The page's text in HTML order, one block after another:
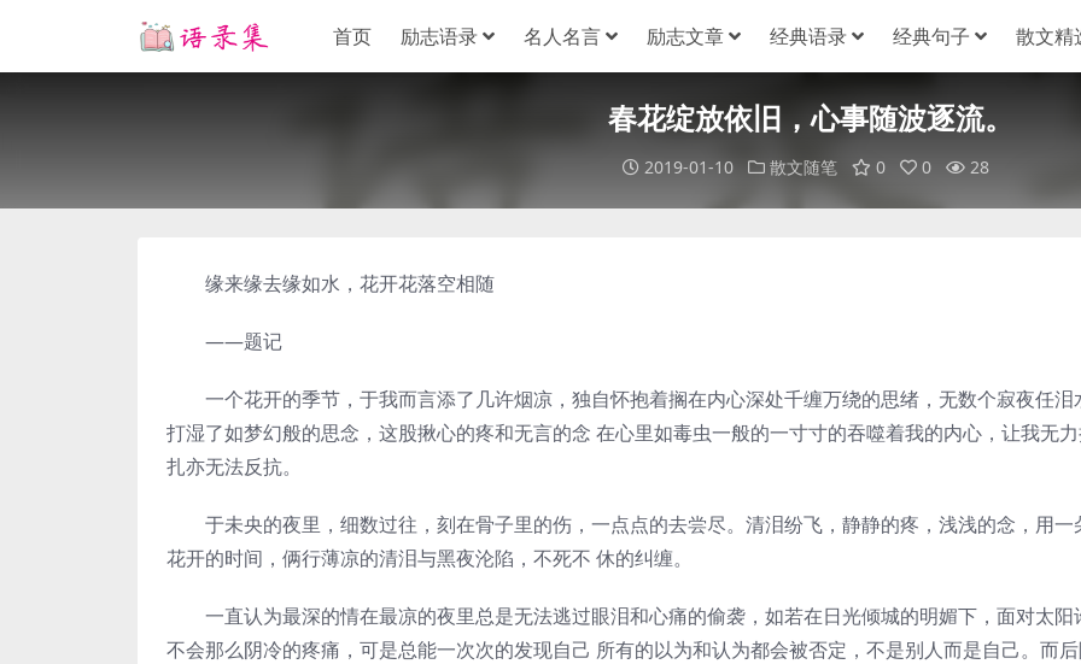
首页 励志语录 名人名言 励志文章 经典语录 经典句子 散文精
春花绽放依旧，心事随波逐流。
2019-01-10 散文随笔 0 0 28
缘来缘去缘如水，花开花落空相随
——题记
一个花开的季节，于我而言添了几许烟凉，独自怀抱着搁在内心深处千缠万绕的思绪，无数个寂夜任泪
打湿了如梦幻般的思念，这股揪心的疼和无言的念 在心里如毒虫一般的一寸寸的吞噬着我的内心，让我无
扎亦无法反抗。
于未央的夜里，细数过往，刻在骨子里的伤，一点点的去尝尽。清泪纷飞，静静的疼，浅浅的念，用一
花开的时间，俩行薄凉的清泪与黑夜沦陷，不死不 休的纠缠。
一直认为最深的情在最凉的夜里总是无法逃过眼泪和心痛的偷袭，如若在日光倾城的明媚下，面对太阳
不会那么阴冷的疼痛，可是总能一次次的发现自己 所有的以为和认为都会被否定，不是别人而是自己。而